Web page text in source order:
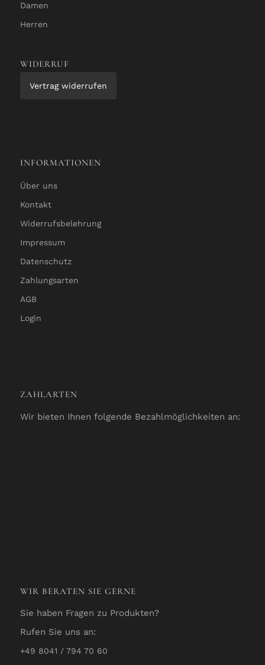
Damen
Herren
WIDERRUF
Vertrag widerrufen
INFORMATIONEN
Über uns
Kontakt
Widerrufsbelehrung
Impressum
Datenschutz
Zahlungsarten
AGB
Login
ZAHLARTEN
Wir bieten Ihnen folgende Bezahlmöglichkeiten an:
WIR BERATEN SIE GERNE
Sie haben Fragen zu Produkten?
Rufen Sie uns an:
+49 8041 / 794 70 60